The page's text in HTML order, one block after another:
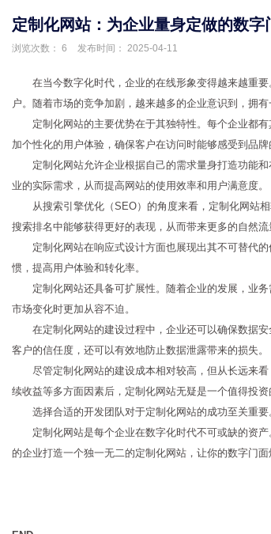
定制化网站：为企业量身定做的数字
浏览次数： 6 发布时间： 2025-04-11
在当今数字化时代，企业的在线形象变得越来越重
户。随着市场的竞争加剧，越来越多的企业意识到，拥
定制化网站的主要优势在于其独特性。每个企业都
加个性化的用户体验，确保客户在访问时能够感受到品牌
定制化网站允许企业根据自己的需求量身打造功能
业的实际需求，从而提高网站的使用效率和用户满意度。
从搜索引擎优化（SEO）的角度来看，定制化网站
搜索排名中能够获得更好的表现，从而带来更多的自然流
定制化网站在响应式设计方面也展现出其不可替代
惯，提高用户体验和转化率。
定制化网站还具备可扩展性。随着企业的发展，业
市场变化时更加从容不迫。
在定制化网站的建设过程中，企业还可以确保数据
客户的信任度，还可以有效地防止数据泄露带来的损失。
尽管定制化网站的建设成本相对较高，但从长远来
续收益等多方面因素后，定制化网站无疑是一个值得投资
选择合适的开发团队对于定制化网站的成功至关重
定制化网站是每个企业在数字化时代不可或缺的资
的企业打造一个独一无二的定制化网站，让你的数字门面